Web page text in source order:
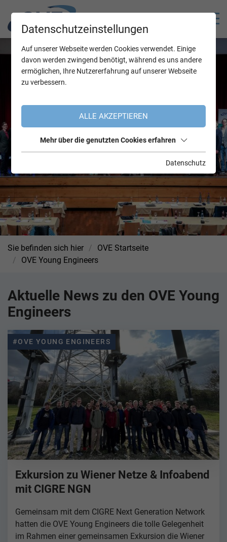
Sie befinden sich hier
OVE Startseite
OVE Young Engineers
Aktuelle News zu den OVE Young
Engineers
#OVE YOUNG ENGINEERS
Exkursion zu Wiener Netze & Infoabend
mit CIGRE NGN
Gemeinsam mit dem CIGRE Next Generation Network
hatten die OVE Young Engineers die tolle Gelegenheit
im Rahmen einer gemeinsamen Exkursion die Wiener
Datenschutzeinstellungen
Auf unserer Webseite werden Cookies verwendet. Einige
davon werden zwingend benötigt, während es uns andere
ermöglichen, Ihre Nutzererfahrung auf unserer Webseite
zu verbessern.
ALLE AKZEPTIEREN
Mehr über die genutzten Cookies erfahren
Datenschutz